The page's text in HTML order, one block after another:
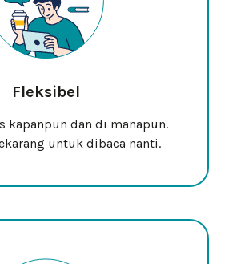
Fleksibel
kapanpun dan di manapun.
untuk dibaca nanti.